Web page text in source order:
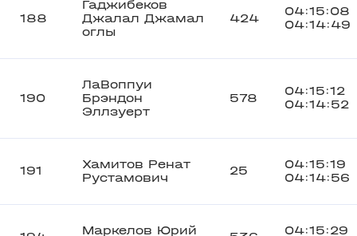
188
Гаджибеков
Джалал Джамал
оглы
424
04:15:08
04:14:49
190
ЛаВоппуи
Брэндон
Эллзуерт
578
04:15:12
04:14:52
191
Хамитов Ренат
Рустамович
25
04:15:19
04:14:56
Маркелов Юрий 04:15:29